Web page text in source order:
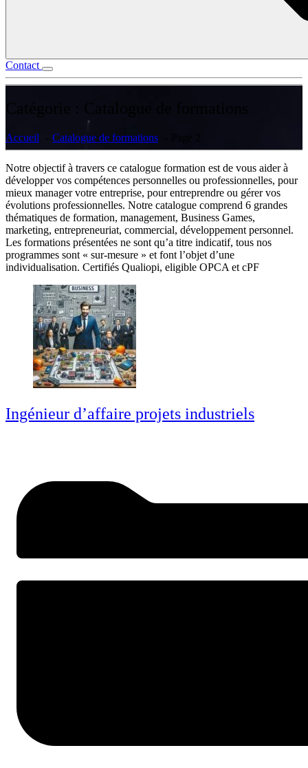
Contact
Accueil Catalogue de formations
Notre objectif à travers ce catalogue formation est de vous aider à
développer vos compétences personnelles ou professionnelles, pour
mieux manager votre entreprise, pour entreprendre ou gérer vos
évolutions professionnelles. Notre catalogue comprend 6 grandes
thématiques de formation, management, Business Games,
marketing, entrepreneuriat, commercial, développement personnel.
Les formations présentées ne sont qu’a titre indicatif, tous nos
programmes sont « sur-mesure » et font l’objet d’une
individualisation. Certifiés Qualiopi, eligible OPCA et cPF
Ingénieur d’affaire projets industriels